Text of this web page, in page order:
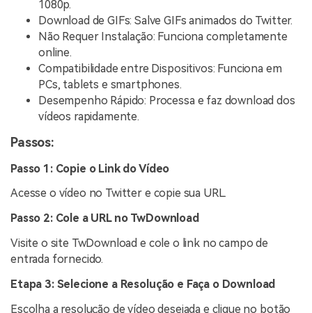
1080p.
Download de GIFs: Salve GIFs animados do Twitter.
Não Requer Instalação: Funciona completamente
online.
Compatibilidade entre Dispositivos: Funciona em
PCs, tablets e smartphones.
Desempenho Rápido: Processa e faz download dos
vídeos rapidamente.
Passos:
Passo 1: Copie o Link do Vídeo
Acesse o vídeo no Twitter e copie sua URL.
Passo 2: Cole a URL no TwDownload
Visite o site TwDownload e cole o link no campo de
entrada fornecido.
Etapa 3: Selecione a Resolução e Faça o Download
Escolha a resolução de vídeo desejada e clique no botão